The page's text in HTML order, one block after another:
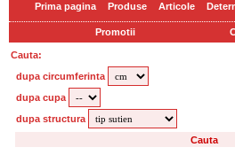
Prima pagina Produse Articole
Promotii
Cauta:
dupa circumferinta
dupa cupa
dupa structura